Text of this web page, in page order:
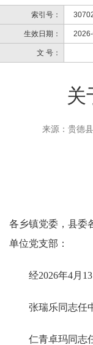
索引号：
生效日期：
文 号：
关
来源：贵德
各乡镇党委，县委
单位党支部：
经2026年4月
张瑞乐同志任
仁青卓玛同志